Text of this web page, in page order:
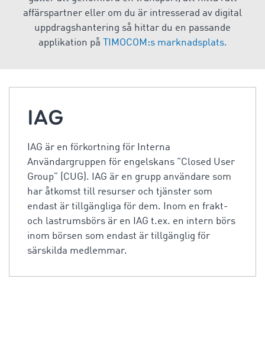
affärspartner eller om du är intresserad av digital
uppdragshantering så hittar du en passande
applikation på
TIMOCOM:s marknadsplats.
IAG
IAG är en förkortning för Interna
Användargruppen för engelskans ”Closed User
Group” (CUG). IAG är en grupp användare som
har åtkomst till resurser och tjänster som
endast är tillgängliga för dem. Inom en frakt-
och lastrumsbörs är en IAG t.ex. en intern börs
inom börsen som endast är tillgänglig för
särskilda medlemmar.